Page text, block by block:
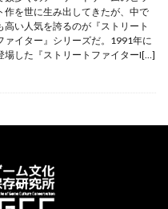
作を世に生み出してきたが、中で
高い人気を誇るのが『ストリート
ァイター』シリーズだ。1991年に
場した『ストリートファイターI[…]